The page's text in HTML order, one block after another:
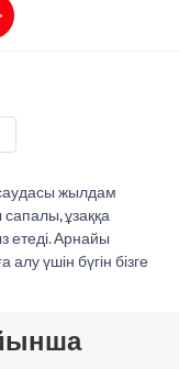
жылдам
ұзаққа
етеді. Арнайы
үшін бүгін бізге